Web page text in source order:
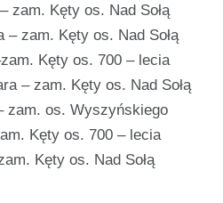
zam. Kęty os. Nad Sołą
– zam. Kęty os. Nad Sołą
Kęty os. 700 – lecia
– zam. Kęty os. Nad Sołą
zam. os. Wyszyńskiego
Kęty os. 700 – lecia
Kęty os. Nad Sołą